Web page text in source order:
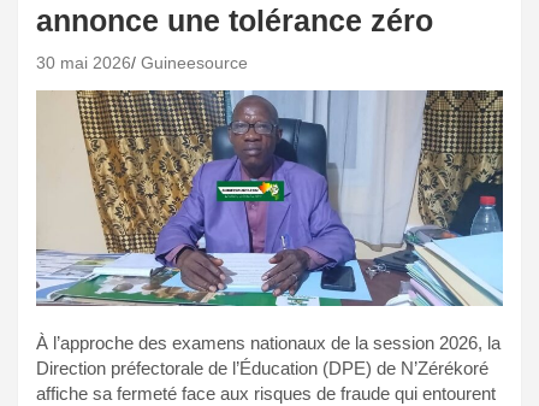
annonce une tolérance zéro
30 mai 2026 Guineesource
À l’approche des examens nationaux de la session 2026, la
Direction préfectorale de l’Éducation (DPE) de N’Zérékoré
affiche sa fermeté face aux risques de fraude qui entourent